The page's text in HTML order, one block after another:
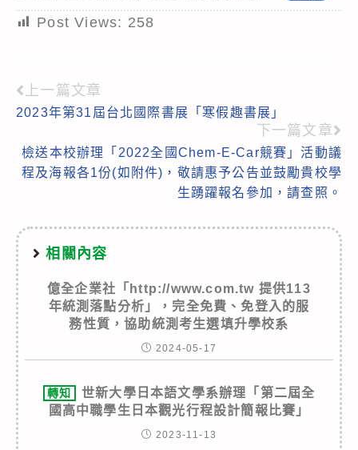
Post Views: 258
Read
more
articles
上一篇文章
2023年第31屆台北國際書展「寒假趣書展」
下一篇文章
檢送本校辦理「2022全國Chem-E-Car競賽」活動議
程及海報各1份(如附件)，敬請惠予公告並鼓勵貴校學
生踴躍報名參加，請查照。
相關內容
億全企業社「http://www.com.tw 提供113
年統測落點分析」，完全免費、免登入的服
務性質，協助統測考生選填升學校系
2024-05-17
轉知
世新大學日本語文學系辦理「第二屆全
國高中職學生日本觀光行程設計簡報比賽」
2023-11-13